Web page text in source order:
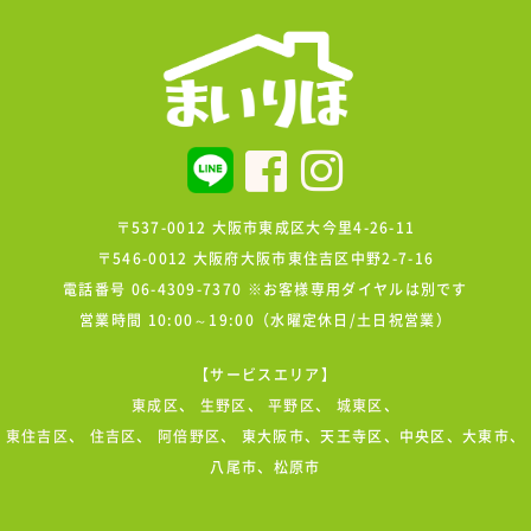
〒537-0012 大阪市東成区大今里4-26-11
〒546-0012 大阪府大阪市東住吉区中野2-7-16
電話番号 06-4309-7370 ※お客様専用ダイヤルは別です
営業時間 10:00～19:00（水曜定休日/土日祝営業）
【サービスエリア】
東成区、 生野区 、平野区、 城東区 、
東住吉区、 住吉区、 阿倍野区、 東大阪市、天王寺区、中央区、大東市、
八尾市、松原市